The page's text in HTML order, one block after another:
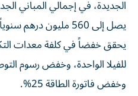
الجديدة، في إجمالي المباني
يصل إلى 560 مليون
للفيلا الواحدة، وخفض رسوم
وخفض فاتورة الطاقة 25%.